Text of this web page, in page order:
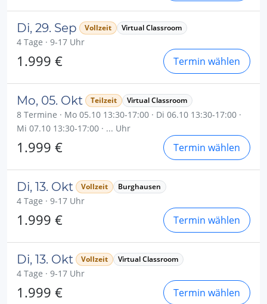
Di, 29. Sep Vollzeit Virtual Classroom
4 Tage · 9-17 Uhr
1.999 € Termin wählen
Mo, 05. Okt Teilzeit Virtual Classroom
8 Termine · Mo 05.10 13:30-17:00 · Di 06.10 13:30-17:00 ·
Mi 07.10 13:30-17:00 · ... Uhr
1.999 € Termin wählen
Di, 13. Okt Vollzeit Burghausen
4 Tage · 9-17 Uhr
1.999 € Termin wählen
Di, 13. Okt Vollzeit Virtual Classroom
4 Tage · 9-17 Uhr
1.999 € Termin wählen